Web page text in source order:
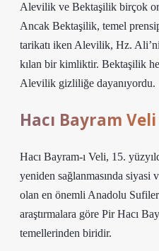
Alevilik ve Bektaşilik birçok
Ancak Bektaşilik, temel
tarikatı iken Alevilik, Hz.
kılan bir kimliktir. Bektaşilik
Alevilik gizliliğe dayanıyordu.
Hacı Bayram
Hacı Bayram-ı Veli, 15.
yeniden sağlanmasında siyasi
olan en önemli Anadolu
araştırmalara göre Pir Hacı
temellerinden biridir.